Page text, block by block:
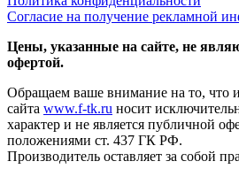
Согласие на получение рекламной
Цены, указанные на сайте, не
офертой.
Обращаем ваше внимание на то, что
сайта www.f-tk.ru носит
характер и не является публичной
положениями ст. 437 ГК РФ.
Производитель оставляет за собой